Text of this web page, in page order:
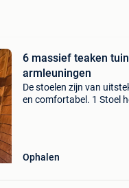
6 massief teaken
armleuningen
De stoelen zijn van
en comfortabel. 1 Stoel
Ophalen